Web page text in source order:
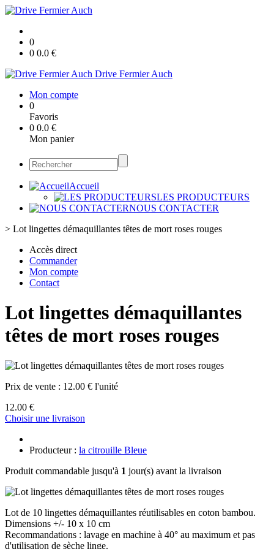
0
0 0.0 €
Drive Fermier Auch
Mon compte
0
Favoris
0 0.0 €
Mon panier
Accueil
LES PRODUCTEURS
NOUS CONTACTER
> Lot lingettes démaquillantes têtes de mort roses rouges
Accès direct
Commander
Mon compte
Contact
Lot lingettes démaquillantes
têtes de mort roses rouges
Prix de vente : 12.00 € l'unité
12.00 €
Choisir une livraison
Producteur : la citrouille Bleue
Produit commandable jusqu'à 1 jour(s) avant la livraison
Lot de 10 lingettes démaquillantes réutilisables en coton bambou.
Dimensions +/- 10 x 10 cm
Recommandations : lavage en machine à 40° au maximum et pas
d'utilisation de sèche linge.